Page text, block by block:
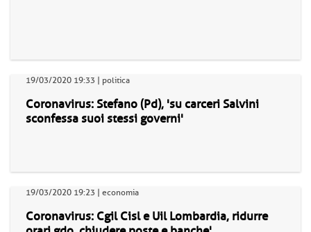
19/03/2020 19:33 | politica
Coronavirus: Stefano (Pd), 'su carceri Salvini
sconfessa suoi stessi governi'
19/03/2020 19:23 | economia
Coronavirus: Cgil Cisl e Uil Lombardia, ridurre